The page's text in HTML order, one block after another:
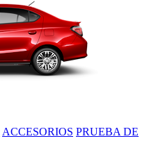
ACCESORIOS PRUEBA DE